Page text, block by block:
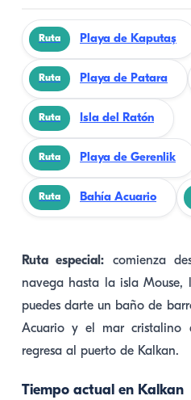
Ruta Playa de Kaputaş
Ruta Playa de Patara
Ruta Isla del Ratón
Ruta Playa de Gerenlik
Ruta Bahía Acuario
Ruta especial: comienza
navega hasta la isla
puedes darte un baño de
Acuario y el mar cristalino
regresa al puerto de Kalkan.
Tiempo actual en Kalkan